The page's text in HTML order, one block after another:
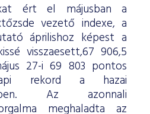
ért el májusban a
vezető indexe, a
áprilishoz képest a
visszaesett,67 906,5
27-i 69 803 pontos
rekord a hazai
Az azonnali
meghaladta az